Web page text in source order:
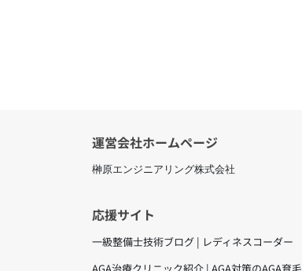
運営会社ホームページ
榊原エンジニアリング株式会社
応援サイト
一級整備士技術ブログ | レディネスコーダー